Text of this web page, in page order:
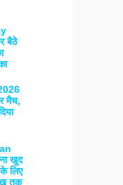
बैठे
मैच,
खुद
लिए
तक